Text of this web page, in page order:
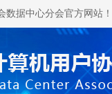
据中心分会官方网站！